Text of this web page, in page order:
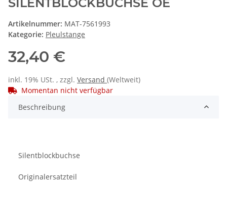
Artikelnummer: MAT-7561993
Kategorie: Pleulstange
32,40 €
inkl. 19% USt. , zzgl. Versand (Weltweit)
Momentan nicht verfügbar
Beschreibung
Silentblockbuchse
Originalersatzteil